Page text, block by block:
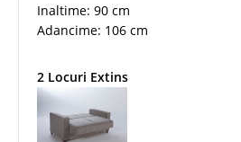
Inaltime: 90 cm
Adancime: 106 cm
2 Locuri Extins